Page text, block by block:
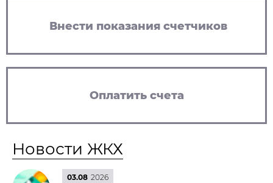
Внести показания счетчиков
Оплатить счета
Новости ЖКХ
03.08 2026